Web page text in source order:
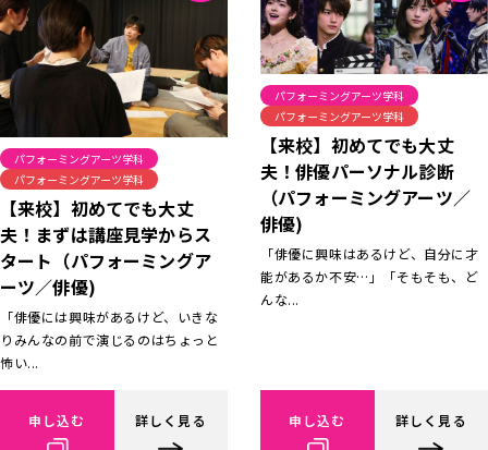
パフォーミングアーツ学科
パフォーミングアーツ学科
【来校】初めてでも大丈
夫！まずは講座見学からス
タート（パフォーミングア
ーツ／俳優)
「俳優には興味があるけど、いきな
りみんなの前で演じるのはちょっと
怖い...
申し込む 詳しく見る
パフォーミングアーツ学科
パフォーミングアーツ学科
【来校】初めてでも大丈
夫！俳優パーソナル診断
（パフォーミングアーツ／
俳優)
「俳優に興味はあるけど、自分に才
能があるか不安…」「そもそも、ど
んな...
申し込む 詳しく見る